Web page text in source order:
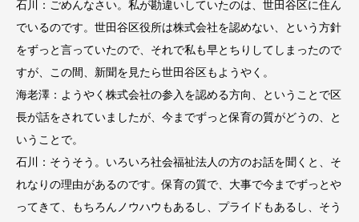
石川：ごめんなさい。私が勘違いしていたのは、世田谷区に住ん
でいるのです。世田谷区役所は株式会社を認めない、という方針
をずっと言っていたので、それで私も早とちりしてしまったので
すが、この間、新聞を見たら世田谷区もようやく。
海老澤：ようやく株式会社の参入を認める方向、ということで区
長が話をされていましたが、今までずっと保育の質がどうの、と
いうことで。
石川：そうそう。いろいろ社会福祉法人の方のお話を聞くと、そ
れなりの理由があるのです。保育の質で、大事で今までずっとや
ってきて、もちろんノウハウもあるし、プライドもあるし、そう